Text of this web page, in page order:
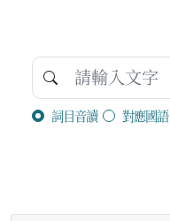
詞目音讀 對應國語